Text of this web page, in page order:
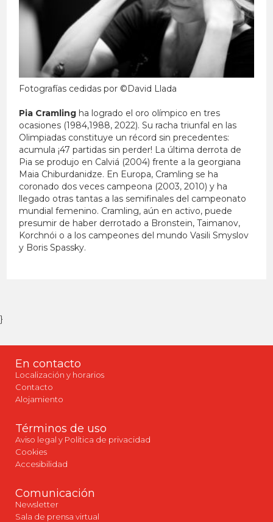
Fotografías cedidas por ©️David Llada
Pia Cramling ha logrado el oro olímpico en tres
ocasiones (1984,1988, 2022). Su racha triunfal en las
Olimpiadas constituye un récord sin precedentes:
acumula ¡47 partidas sin perder! La última derrota de
Pia se produjo en Calviá (2004) frente a la georgiana
Maia Chiburdanidze. En Europa, Cramling se ha
coronado dos veces campeona (2003, 2010) y ha
llegado otras tantas a las semifinales del campeonato
mundial femenino. Cramling, aún en activo, puede
presumir de haber derrotado a Bronstein, Taimanov,
Korchnói o a los campeones del mundo Vasili Smyslov
y Boris Spassky.
}
En contacto
Localización y horarios
Contacto
Alojamiento
Términos de uso
Aviso legal y Política de privacidad
Cookies
Accesibilidad
Comunicación
Newsletter
Sala de prensa virtual